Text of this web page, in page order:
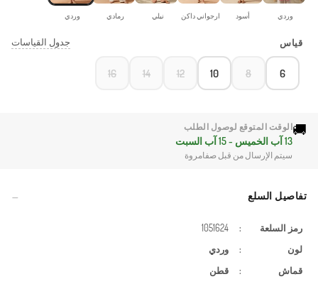
وردي أسود ارجواني داكن نيلي رمادي وردي
قياس جدول القياسات
6
8
10
12
14
16
🚚الوقت المتوقع لوصول الطلب
13 آب الخميس - 15 آب السبت
سيتم الإرسال من قبل صفامروة
تفاصيل السلع
رمز السلعة :
1051624
لون
:
وردي
قماش
:
قطن